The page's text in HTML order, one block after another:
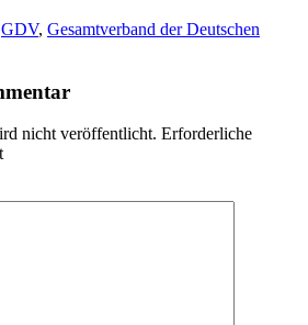
GDV, Gesamtverband der Deutschen
nicht veröffentlicht. Erforderliche